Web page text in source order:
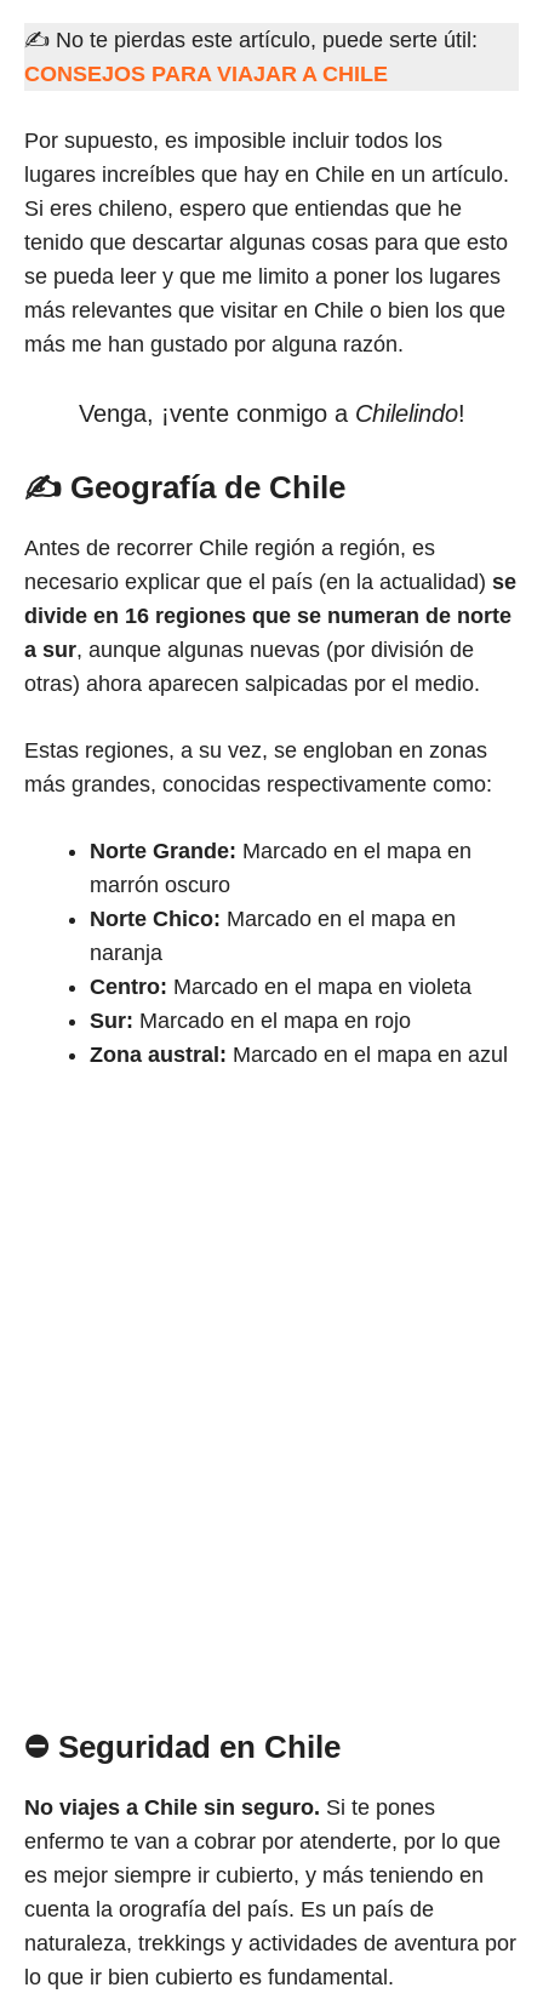
✍ No te pierdas este artículo, puede serte útil:
CONSEJOS PARA VIAJAR A CHILE
Por supuesto, es imposible incluir todos los
lugares increíbles que hay en Chile en un artículo.
Si eres chileno, espero que entiendas que he
tenido que descartar algunas cosas para que esto
se pueda leer y que me limito a poner los lugares
más relevantes que visitar en Chile o bien los que
más me han gustado por alguna razón.
Venga, ¡vente conmigo a Chilelindo!
✍ Geografía de Chile
Antes de recorrer Chile región a región, es
necesario explicar que el país (en la actualidad) se
divide en 16 regiones que se numeran de norte
a sur, aunque algunas nuevas (por división de
otras) ahora aparecen salpicadas por el medio.
Estas regiones, a su vez, se engloban en zonas
más grandes, conocidas respectivamente como:
Norte Grande: Marcado en el mapa en
marrón oscuro
Norte Chico: Marcado en el mapa en
naranja
Centro: Marcado en el mapa en violeta
Sur: Marcado en el mapa en rojo
Zona austral: Marcado en el mapa en azul
⛔ Seguridad en Chile
No viajes a Chile sin seguro. Si te pones
enfermo te van a cobrar por atenderte, por lo que
es mejor siempre ir cubierto, y más teniendo en
cuenta la orografía del país. Es un país de
naturaleza, trekkings y actividades de aventura por
lo que ir bien cubierto es fundamental.